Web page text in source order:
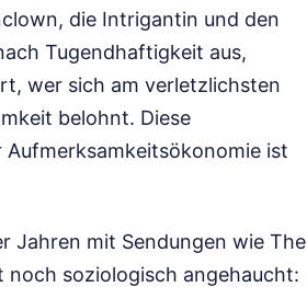
die Intrigantin und den
Tugendhaftigkeit aus,
wer sich am verletzlichsten
belohnt. Diese
ist
Jahren mit Sendungen wie The
noch soziologisch angehaucht: